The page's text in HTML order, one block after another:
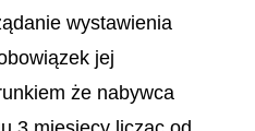
wystawienia
jej
że nabywca